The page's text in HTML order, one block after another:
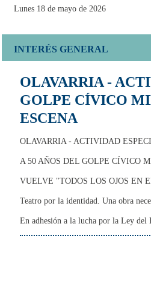
Lunes 18 de mayo de 2026
INTERÉS GENERAL
OLAVARRIA -
GOLPE CÍVICO
ESCENA
OLAVARRIA - ACTIVIDAD
A 50 AÑOS DEL GOLPE CÍVICO
VUELVE "TODOS LOS OJOS EN
Teatro por la identidad. Una obra
En adhesión a la lucha por la Ley